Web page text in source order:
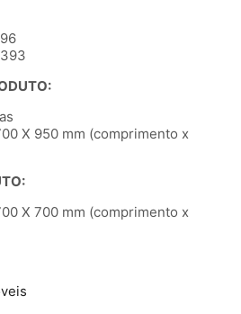
X 950 mm (comprimento x
X 700 mm (comprimento x